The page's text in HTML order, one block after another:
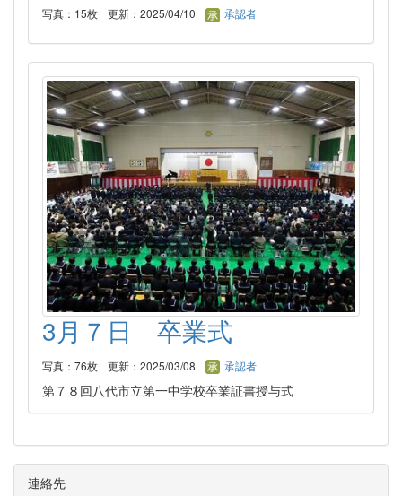
写真：15枚 更新：2025/04/10 承認者
3月７日 卒業式
写真：76枚 更新：2025/03/08 承認者
第７８回八代市立第一中学校卒業証書授与式
連絡先